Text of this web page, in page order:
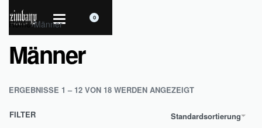
0
Home›Männer
Männer
ERGEBNISSE 1 – 12 VON 18 WERDEN ANGEZEIGT
Standardsortierung
FILTER